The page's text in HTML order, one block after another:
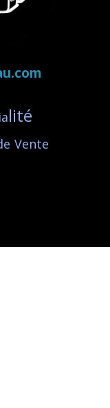
lité
Vente